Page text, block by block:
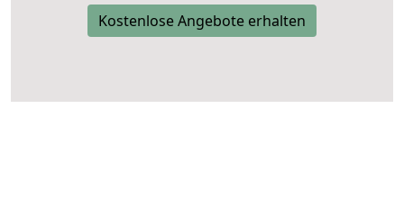
Kostenlose Angebote erhalten